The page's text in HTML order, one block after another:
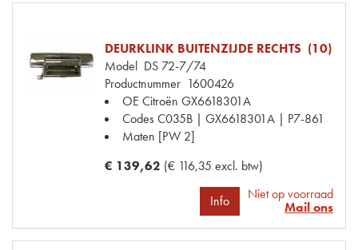
DEURKLINK BUITENZIJDE RECHTS (10)
Model DS 72-7/74
Productnummer 1600426
OE Citroën GX6618301A
CodesC035B | GX6618301A | P7-861
Maten [PW 2]
€ 139,62 (€ 116,35 excl. btw)
Info
Niet op voorraad
Mail ons